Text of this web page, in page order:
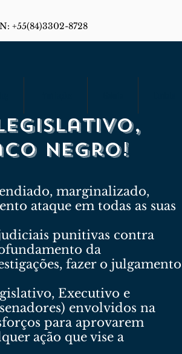
+55(84)3302-8728
negro!
marginalizado,
ataque em todas as suas
punitivas contra
da
fazer o julgamento
Executivo e
envolvidos na
para aprovarem
ação que vise a